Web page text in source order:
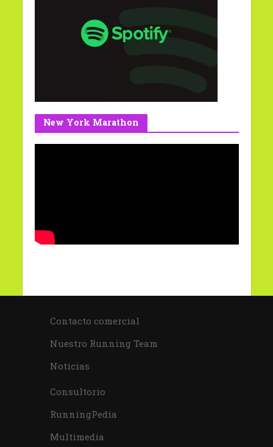
New York Marathon
Contacto comercial
Nuestro Running Team
Noticias
Consultorio
RunningPedia
Multimedia